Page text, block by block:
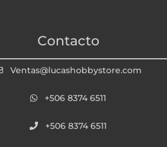
Contacto
Ventas@lucashobbystore.com
+506 8374 6511
+506 8374 6511